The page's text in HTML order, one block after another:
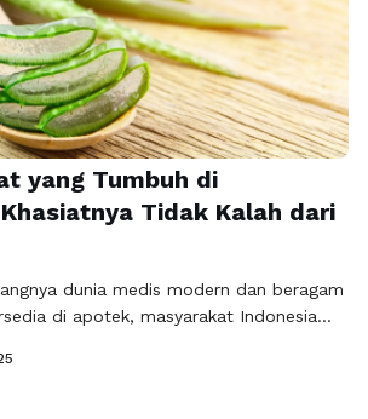
yang Tumbuh di
Tidak Kalah dari
dunia medis modern dan beragam
di apotek, masyarakat Indonesia
dari tanaman ini bisa tumbuh begitu